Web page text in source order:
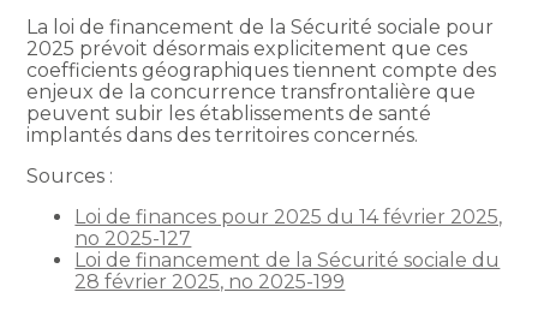
La loi de financement de la Sécurité sociale pour
2025 prévoit désormais explicitement que ces
coefficients géographiques tiennent compte des
enjeux de la concurrence transfrontalière que
peuvent subir les établissements de santé
implantés dans des territoires concernés.
Sources :
Loi de finances pour 2025 du 14 février 2025,
no 2025-127
Loi de financement de la Sécurité sociale du
28 février 2025, no 2025-199